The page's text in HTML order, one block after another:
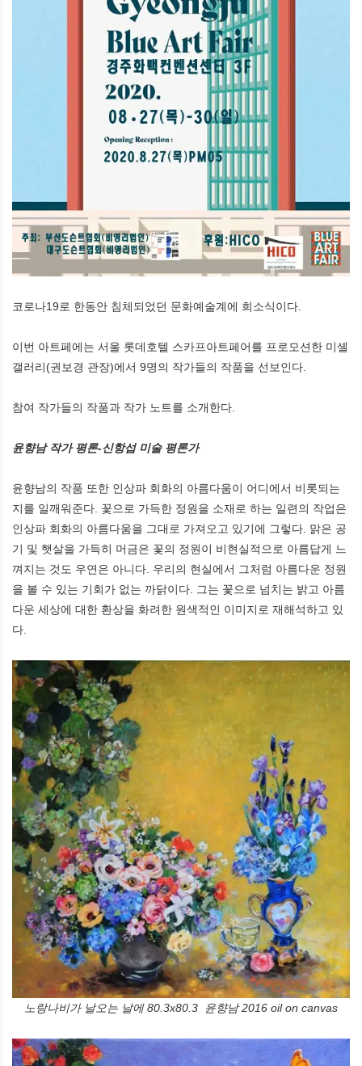
코로나19로 한동안 침체되었던 문화예술계에 희소식이다.
이번 아트페에는 서울 롯데호텔 스카프아트페어를 프로모션한 미셸
갤러리(권보경 관장)에서 9명의 작가들의 작품을 선보인다.
참여 작가들의 작품과 작가 노트를 소개한다.
윤향남 작가 평론-신항섭 미술 평론가
윤향남의 작품 또한 인상파 회화의 아름다움이 어디에서 비롯되는
지를 일깨워준다. 꽃으로 가득한 정원을 소재로 하는 일련의 작업은
인상파 회화의 아름다움을 그대로 가져오고 있기에 그렇다. 맑은 공
기 및 햇살을 가득히 머금은 꽃의 정원이 비현실적으로 아름답게 느
껴지는 것도 우연은 아니다. 우리의 현실에서 그처럼 아름다운 정원
을 볼 수 있는 기회가 없는 까닭이다. 그는 꽃으로 넘치는 밝고 아름
다운 세상에 대한 환상을 화려한 원색적인 이미지로 재해석하고 있
다.
노랑나비가 날오는 날에 80.3x80.3 윤향남 2016 oil on canvas